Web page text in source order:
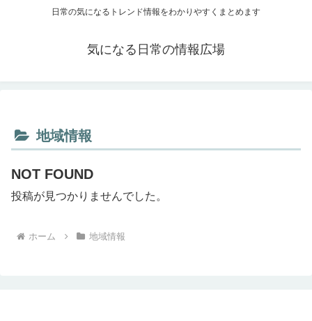
日常の気になるトレンド情報をわかりやすくまとめます
気になる日常の情報広場
地域情報
NOT FOUND
投稿が見つかりませんでした。
ホーム 地域情報